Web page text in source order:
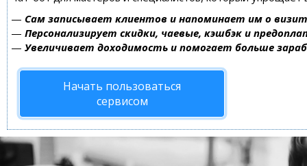
— Сам записывает клиентов и напоминает им о
— Персонализирует скидки, чаевые, кэшбэк и
— Увеличивает доходимость и помогает больше
Начать пользоваться
сервисом
n
u